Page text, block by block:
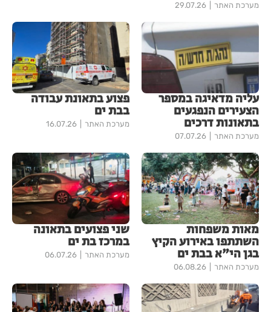
מערכת האתר 29.07.26
עליה מדאיגה במספר
הצעירים הנפגעים
בתאונות דרכים
מערכת האתר 07.07.26
פצוע בתאונת עבודה
בבת ים
מערכת האתר 16.07.26
מאות משפחות
השתתפו באירוע הקיץ
בגן הי"א בבת ים
מערכת האתר 06.08.26
שני פצועים בתאונה
במרכז בת ים
מערכת האתר 06.07.26